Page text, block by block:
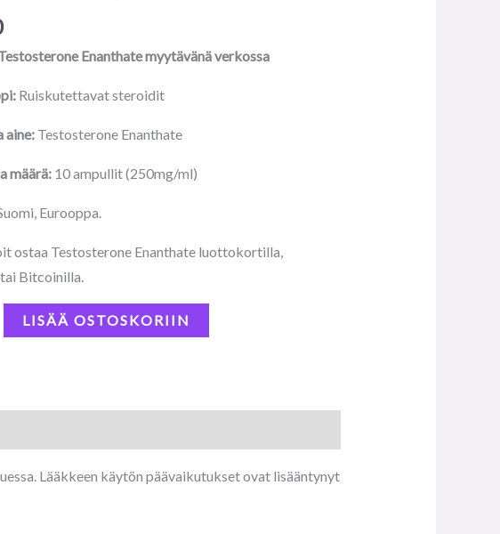
Enanthate myytävänä verkossa
Ruiskutettavat steroidit
aine: Testosterone Enanthate
määrä: 10 ampullit (250mg/ml)
Eurooppa.
ostaa Testosterone Enanthate luottokortilla,
Bitcoinilla.
LISÄÄ OSTOSKORIIN
Lääkkeen käytön päävaikutukset ovat lisääntynyt